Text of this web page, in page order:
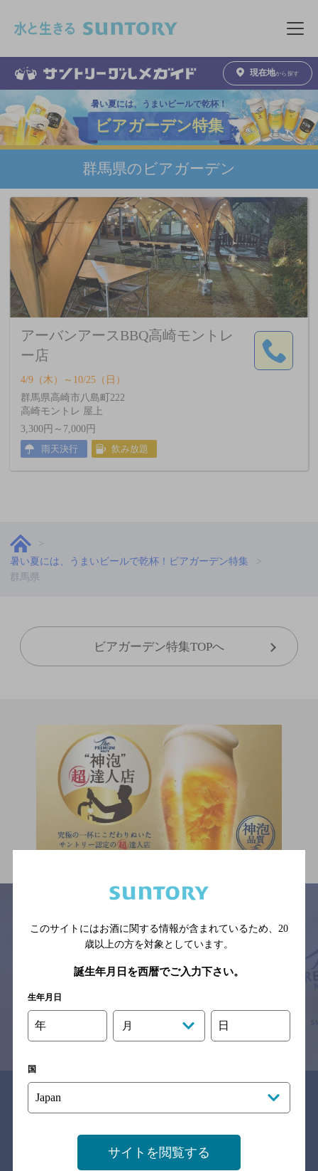
メニュ
現在地から探す
暑い夏には、うまいビールで乾杯！ビアガーデン特集
群馬県
暑い夏には、うまいビールで乾杯！
ビアガーデン特集
群馬県のビアガーデン
アーバンアースBBQ高崎モントレ
ー店
4/9（木）～10/25（日）
群馬県高崎市八島町222
高崎モントレ 屋上
3,300円～7,000円
雨天決行 飲み放題
ビアガーデン特集TOPへ
サイトマップ ご意見・ご感想 利用規約
※それぞれのお店のメニューや営業時間などの掲載情報については、
予告なしに変更されることがありますので、
情報提供：ぐるなび
バー検索サイト［BAR-NAVI］
このサイトにはお酒に関する情報が含まれているため、 20
歳以上の方を対象としています。
誕生年月日を西暦でご入力下さい。
生年月日
年 月 日
国
サイトを閲覧する